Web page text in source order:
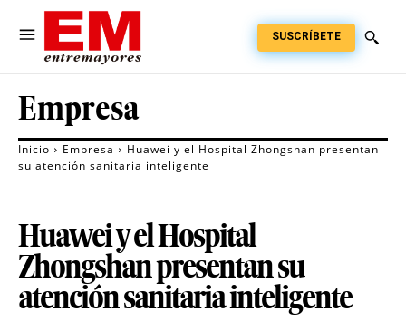
SUSCRÍBETE
Empresa
Inicio Empresa
Huawei y el Hospital Zhongshan presentan
su atención sanitaria inteligente
Huawei y el Hospital
Zhongshan presentan su
atención sanitaria inteligente